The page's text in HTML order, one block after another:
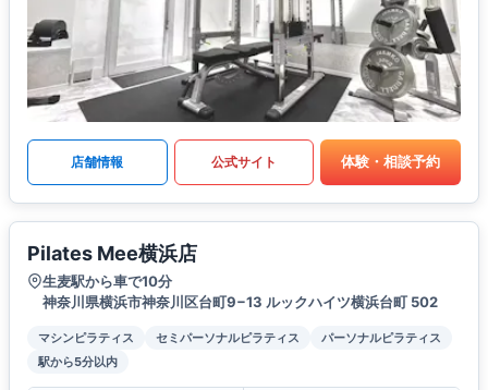
店舗情報 公式サイト 体験・相談予約
Pilates Mee横浜店
生麦駅から車で10分
神奈川県横浜市神奈川区台町9−13 ルックハイツ横浜台町 502
マシンピラティス セミパーソナルピラティス
パーソナルピラティス
駅から5分以内